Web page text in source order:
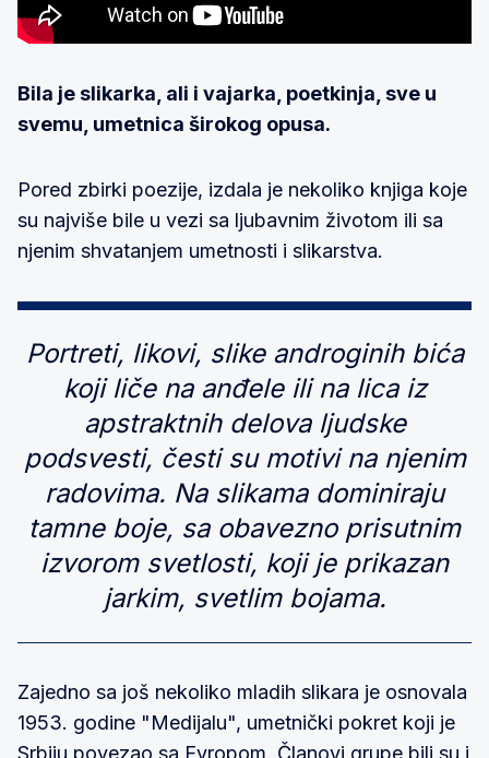
Bila je slikarka, ali i vajarka, poetkinja, sve u
svemu, umetnica širokog opusa.
Pored zbirki poezije, izdala je nekoliko knjiga koje
su najviše bile u vezi sa ljubavnim životom ili sa
njenim shvatanjem umetnosti i slikarstva.
Portreti, likovi, slike androginih bića
koji liče na anđele ili na lica iz
apstraktnih delova ljudske
podsvesti, česti su motivi na njenim
radovima. Na slikama dominiraju
tamne boje, sa obavezno prisutnim
izvorom svetlosti, koji je prikazan
jarkim, svetlim bojama.
Zajedno sa još nekoliko mladih slikara je osnovala
1953. godine "Medijalu", umetnički pokret koji je